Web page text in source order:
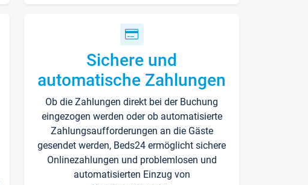
Sichere und
automatische Zahlungen
Ob die Zahlungen direkt bei der Buchung
eingezogen werden oder ob automatisierte
Zahlungsaufforderungen an die Gäste
gesendet werden, Beds24 ermöglicht sichere
Onlinezahlungen und problemlosen und
automatisierten Einzug von